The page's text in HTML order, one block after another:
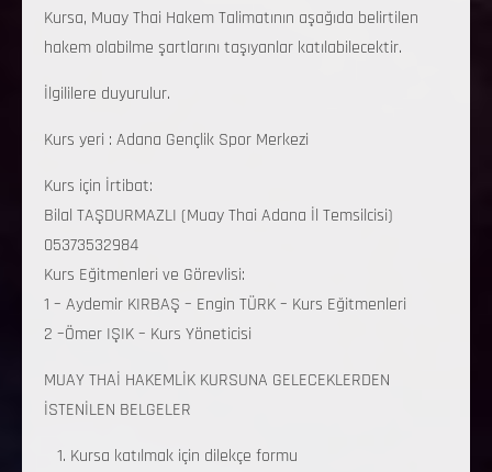
Kursa, Muay Thai Hakem Talimatının aşağıda belirtilen
hakem olabilme şartlarını taşıyanlar katılabilecektir.
İlgililere duyurulur.
Kurs yeri : Adana Gençlik Spor Merkezi
Kurs için İrtibat:
Bilal TAŞDURMAZLI (Muay Thai Adana İl Temsilcisi)
05373532984
Kurs Eğitmenleri ve Görevlisi:
1 – Aydemir KIRBAŞ – Engin TÜRK – Kurs Eğitmenleri
2 –Ömer IŞIK – Kurs Yöneticisi
MUAY THAİ HAKEMLİK KURSUNA GELECEKLERDEN
İSTENİLEN BELGELER
Kursa katılmak için dilekçe formu